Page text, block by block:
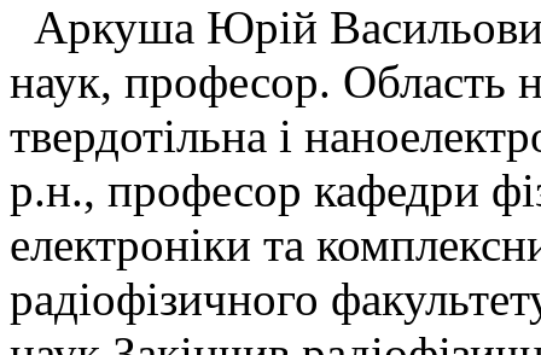
Аркуша Юрій
наук, професор. Область
твердотільна і
р.н., професор кафедри
електроніки та
радіофізичного